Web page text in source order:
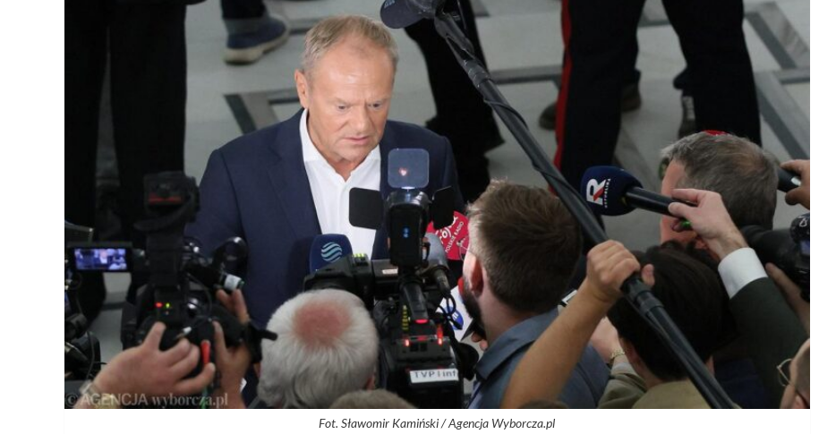
Fot. Sławomir Kamiński / Agencja Wyborcza.pl